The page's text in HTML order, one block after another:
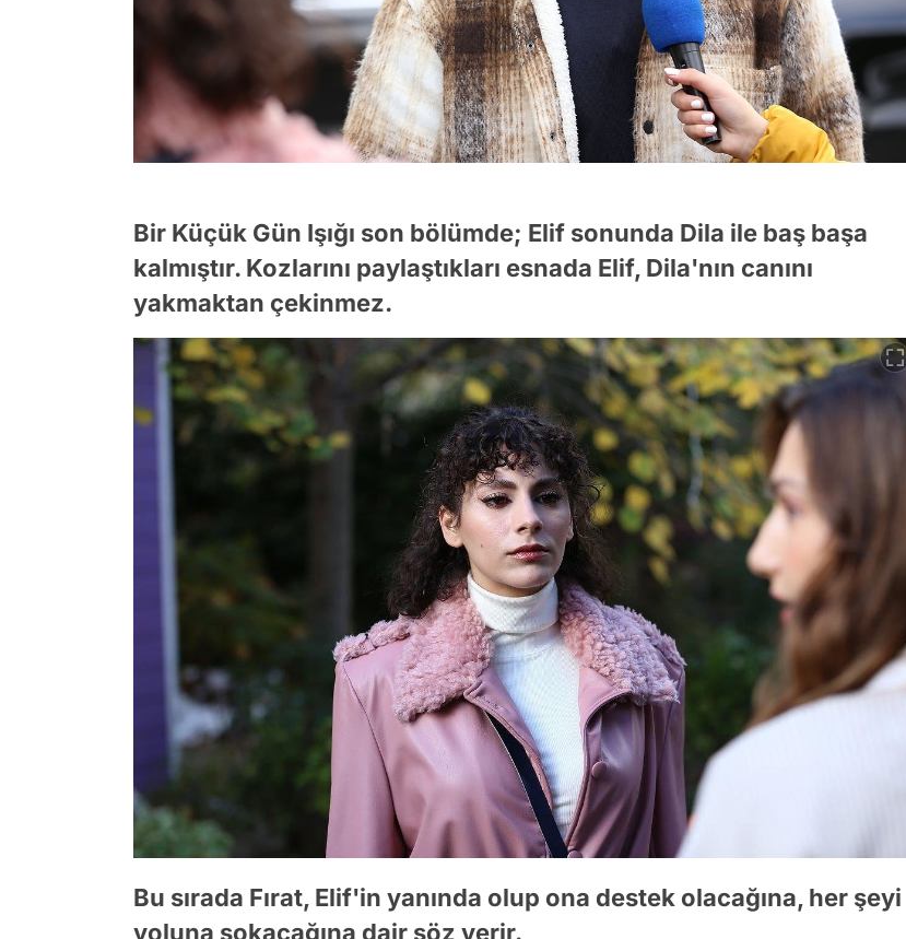
Bir Küçük Gün Işığı son bölümde; Elif sonunda Dila ile baş başa
kalmıştır. Kozlarını paylaştıkları esnada Elif, Dila'nın canını
yakmaktan çekinmez.
Bu sırada Fırat, Elif'in yanında olup ona destek olacağına, her şeyi
yoluna sokacağına dair söz verir.